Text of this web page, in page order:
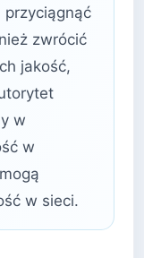
przyciągnąć
zwrócić
jakość,
w
w
w sieci.